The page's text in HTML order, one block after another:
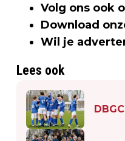
Volg ons ook
Download
Wil je
Lees ook